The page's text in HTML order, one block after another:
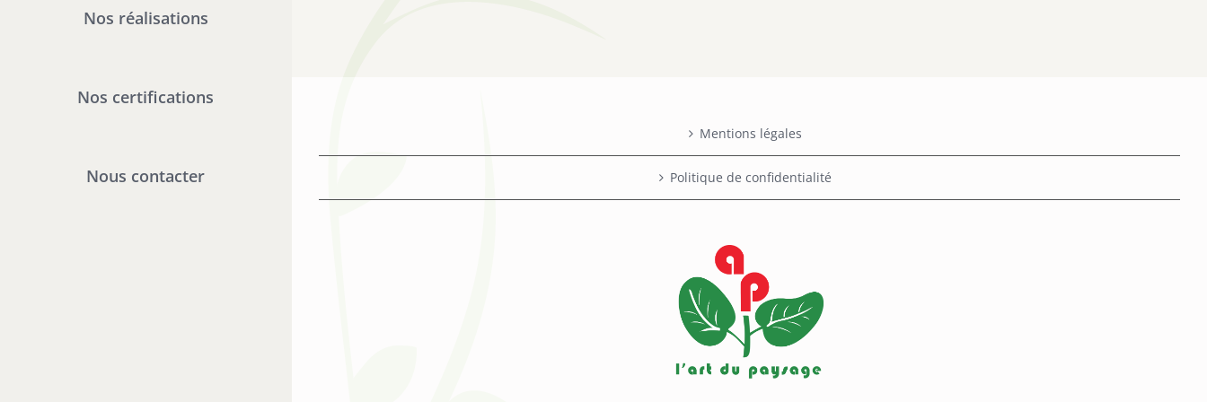
Nos réalisations
Nos certifications
Nous contacter
Mentions légales
Politique de confidentialité